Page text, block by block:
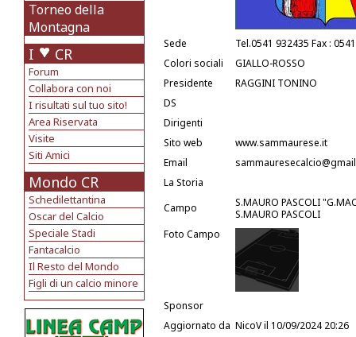
Torneo della
Montagna
I CR
Forum
Collabora con noi
I risultati sul tuo sito!
Area Riservata
Visite
Siti Amici
Mondo CR
Schedilettantina
Oscar del Calcio
Speciale Stadi
Fantacalcio
Il Resto del Mondo
Figli di un calcio minore
Sede
Tel.0541 932435 Fax :
Colori sociali
GIALLO-ROSSO
Presidente
RAGGINI TONINO
DS
Dirigenti
Sito web
www.sammaurese.it
Email
La Storia
Campo
S.MAURO PASCOLI
S.MAURO PASCOLI
Foto Campo
Sponsor
Aggiornato da NicoVil 10/09/2024 20:26